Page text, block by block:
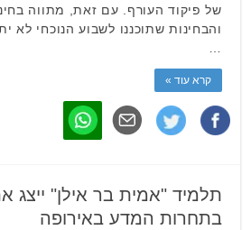
של פיקוד העורף. עם זאת, מתווה
והבחינות שתוכננו לשבוע הנוכחי לא
…
קרא עוד »
תלמיד "אמית בר אילן" ייצג
בתחרות המדע באירופה